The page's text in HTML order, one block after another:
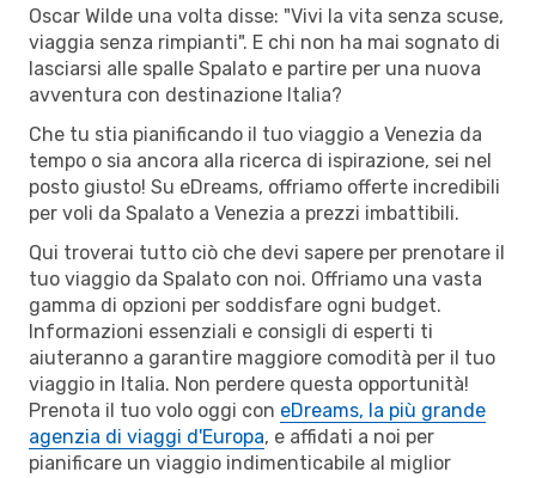
Oscar Wilde una volta disse: "Vivi la vita senza scuse,
viaggia senza rimpianti". E chi non ha mai sognato di
lasciarsi alle spalle Spalato e partire per una nuova
avventura con destinazione Italia?
Che tu stia pianificando il tuo viaggio a Venezia da
tempo o sia ancora alla ricerca di ispirazione, sei nel
posto giusto! Su eDreams, offriamo offerte incredibili
per voli da Spalato a Venezia a prezzi imbattibili.
Qui troverai tutto ciò che devi sapere per prenotare il
tuo viaggio da Spalato con noi. Offriamo una vasta
gamma di opzioni per soddisfare ogni budget.
Informazioni essenziali e consigli di esperti ti
aiuteranno a garantire maggiore comodità per il tuo
viaggio in Italia. Non perdere questa opportunità!
Prenota il tuo volo oggi con eDreams, la più grande
agenzia di viaggi d'Europa, e affidati a noi per
pianificare un viaggio indimenticabile al miglior